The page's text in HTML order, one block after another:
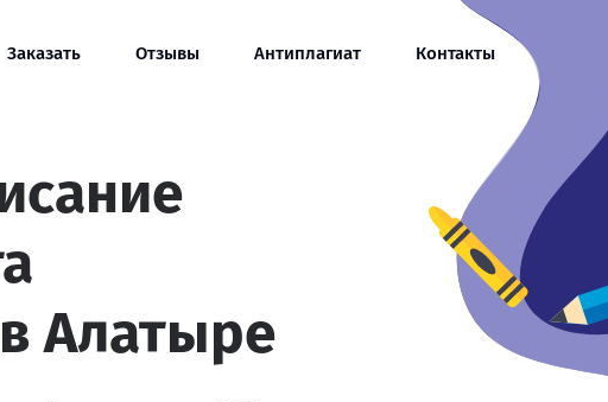
Заказать Отзывы Антиплагиат Контакты
Алатыре